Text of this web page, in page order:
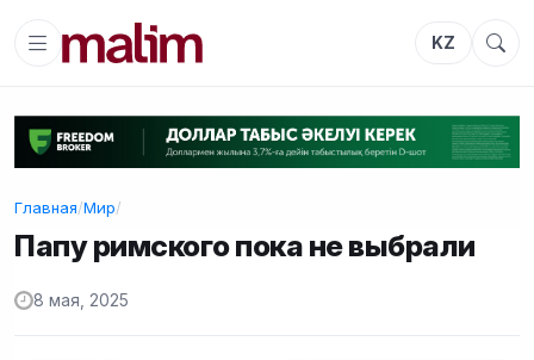
KZ
Главная/Мир/
Папу римского пока не выбрали
8 мая, 2025